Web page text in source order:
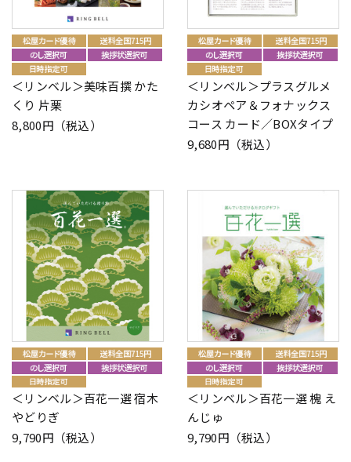
＜リンベル＞美味百撰 かた
くり 片栗
8,800円（税込）
＜リンベル＞プラスグルメ
カシオペア＆フォナックス
コース カード／BOXタイプ
9,680円（税込）
＜リンベル＞百花一選 宿木
やどりぎ
9,790円（税込）
＜リンベル＞百花一選 槐 え
んじゅ
9,790円（税込）